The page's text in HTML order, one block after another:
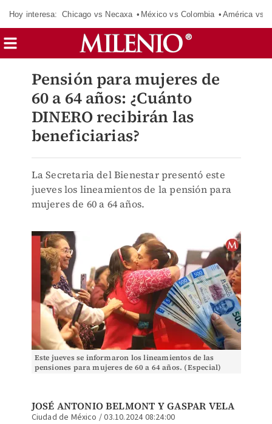
Hoy interesa: Chicago vs Necaxa México vs Colombia América vs
Pensión para mujeres de
60 a 64 años: ¿Cuánto
DINERO recibirán las
beneficiarias?
La Secretaria del Bienestar presentó este
jueves los lineamientos de la pensión para
mujeres de 60 a 64 años.
Este jueves se informaron los lineamientos de las
pensiones para mujeres de 60 a 64 años. (Especial)
JOSÉ ANTONIO BELMONT YGASPAR VELA
Ciudad de México /03.10.2024 08:24:00